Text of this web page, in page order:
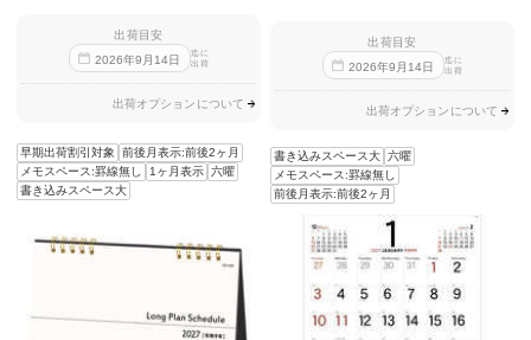
出荷目安
2026年9 月 14日
迄に
出荷
出荷オプションについて
早期出荷割引対象
前後月表示:前後2ヶ月
メモスペース:罫線無し
1ヶ月表示 六曜
書き込みスペース大
出荷目安
2026年9 月 14日
迄に
出荷
出荷オプションについて
書き込みスペース大 六曜
メモスペース:罫線無し
前後月表示:前後2ヶ月